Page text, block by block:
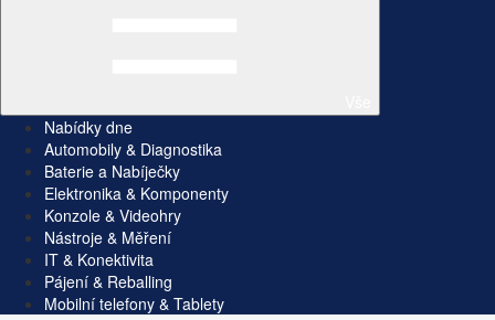
Nabídky dne
Automobily & Diagnostika
Baterie a Nabíječky
Elektronika & Komponenty
Konzole & Videohry
Nástroje & Měření
IT & Konektivita
Pájení & Reballing
Mobilní telefony & Tablety